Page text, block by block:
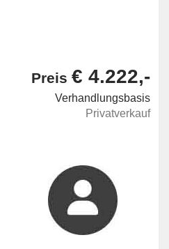
Preis € 4.222,-
Verhandlungsbasis
Privatverkauf